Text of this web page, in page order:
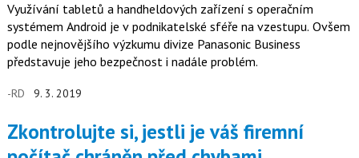
Využívání tabletů a handheldových zařízení s operačním
systémem Android je v podnikatelské sféře na vzestupu. Ovšem
podle nejnovějšího výzkumu divize Panasonic Business
představuje jeho bezpečnost i nadále problém.
-RD 9. 3. 2019
Zkontrolujte si, jestli je váš firemní